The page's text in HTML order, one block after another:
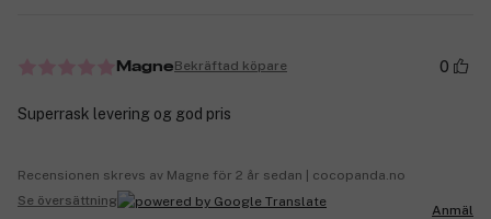
MagneBekräftad köpare 0
Superrask levering og god pris
Recensionen skrevs av Magne för 2 år sedan | cocopanda.no
Se översättning
Anmäl